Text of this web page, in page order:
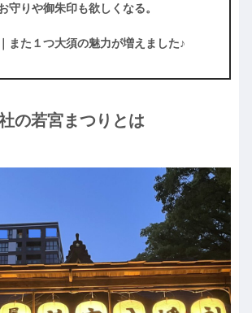
守りや御朱印も欲しくなる。
また１つ大須の魅力が増えました♪
の若宮まつりとは